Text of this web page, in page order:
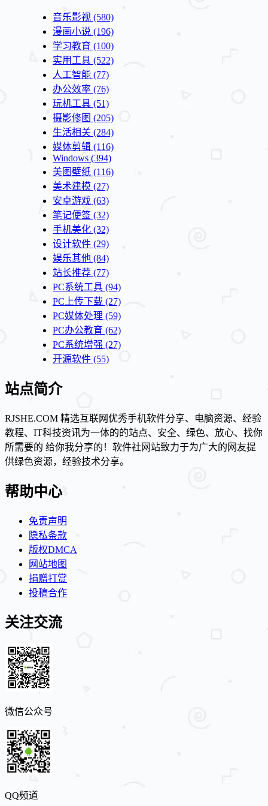
音乐影视 (580)
漫画小说 (196)
学习教育 (100)
实用工具 (522)
人工智能 (77)
办公效率 (76)
玩机工具 (51)
摄影修图 (205)
生活相关 (284)
媒体剪辑 (116)
Windows (394)
美图壁纸 (116)
美术建模 (27)
安卓游戏 (63)
笔记便签 (32)
手机美化 (32)
设计软件 (29)
娱乐其他 (84)
站长推荐 (77)
PC系统工具 (94)
PC上传下载 (27)
PC媒体处理 (59)
PC办公教育 (62)
PC系统增强 (27)
开源软件 (55)
站点简介
RJSHE.COM 精选互联网优秀手机软件分享、电脑资源、经验
教程、IT科技资讯为一体的的站点、安全、绿色、放心、找你
所需要的 给你我分享的！软件社网站致力于为广大的网友提
供绿色资源，经验技术分享。
帮助中心
免责声明
隐私条款
版权DMCA
网站地图
捐赠打赏
投稿合作
关注交流
微信公众号
QQ频道